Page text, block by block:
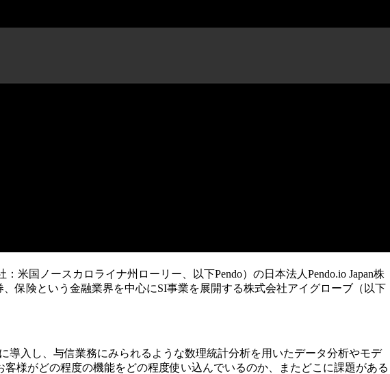
米国ノースカロライナ州ローリー、以下Pendo）の日本法人Pendo.io Japan株
保険という金融業界を中心にSI事業を展開する株式会社アイグローブ（以下
入し、与信業務にみられるような数理統計分析を用いたデータ分析やモデ
様がどの程度の機能をどの程度使い込んでいるのか、またどこに課題がある